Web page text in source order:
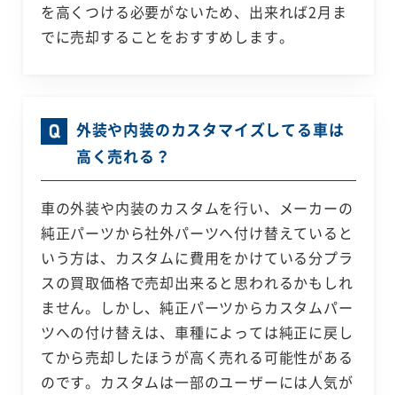
を高くつける必要がないため、出来れば2月ま
でに売却することをおすすめします。
外装や内装のカスタマイズしてる車は
高く売れる？
車の外装や内装のカスタムを行い、メーカーの
純正パーツから社外パーツへ付け替えていると
いう方は、カスタムに費用をかけている分プラ
スの買取価格で売却出来ると思われるかもしれ
ません。しかし、純正パーツからカスタムパー
ツへの付け替えは、車種によっては純正に戻し
てから売却したほうが高く売れる可能性がある
のです。カスタムは一部のユーザーには人気が